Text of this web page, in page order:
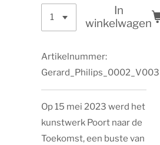
In
winkelwagen
Artikelnummer:
Gerard_Philips_0002_V003
Op 15 mei 2023 werd het
kunstwerk Poort naar de
Toekomst, een buste van